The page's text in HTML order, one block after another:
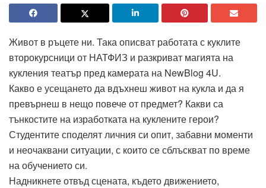
Живот в ръцете ни. Така описват работата с куклите
второкурсници от НАТФИЗ и разкриват магията на
кукления театър пред камерата на NewBlog 4U.
Какво е усещането да вдъхнеш живот на кукла и да я
превърнеш в нещо повече от предмет? Какви са
тънкостите на изработката на куклените герои?
Студентите споделят личния си опит, забавни моменти
и неочаквани ситуации, с които се сблъскват по време
на обучението си.
Надникнете отвъд сцената, където движението,